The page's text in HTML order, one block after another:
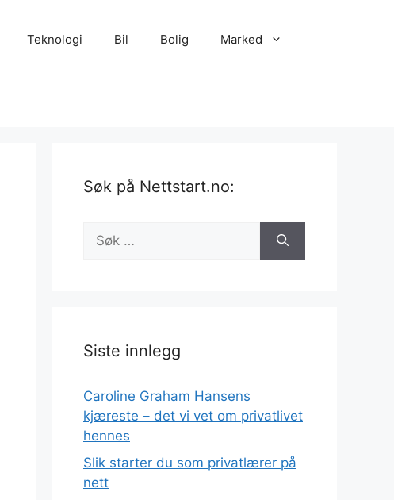
Teknologi Bil Bolig Marked
Søk på Nettstart.no:
Søk
etter:
Siste innlegg
Caroline Graham Hansens
kjæreste – det vi vet om privatlivet
hennes
Slik starter du som privatlærer på
nett